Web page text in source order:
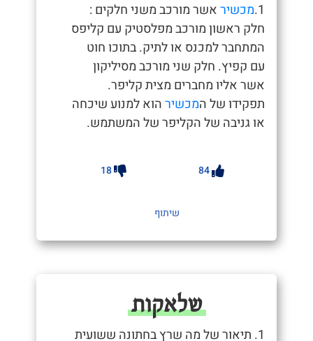
1. מכשיראשר מורכב משני חלקים :
חלק ראשון מורכב מפלסטיק עם קליפס
המתחבר למכנס או לתיק. בתוכו חוט
עם קפיץ. חלק שני מורכב מסיליקון
אשר אליו מחברים מצית קליפר.
תפקידו של המכשירהוא למנוע שיכחה
או גניבה של הקליפר של המשתמש.
84
18
שיתוף
שלאקות
1. תיאור של מה שרץ בחתונה ששועית